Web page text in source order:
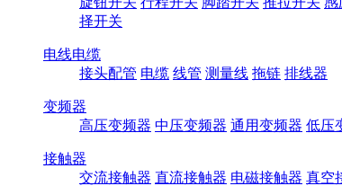
择开关
电线电缆
接头配管 电缆 线管 测量线 拖链 排线器
变频器
高压变频器 中压变频器 通用变频器 低压
接触器
交流接触器 直流接触器 电磁接触器 真空